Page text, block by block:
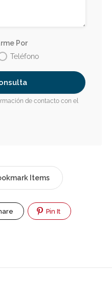
Por
Teléfono
de contacto con el
Items
Pin It